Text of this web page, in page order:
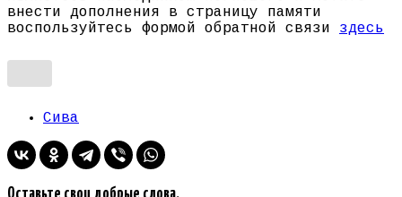
внести дополнения в страницу памяти
воспользуйтесь формой обратной связи здесь
Сива